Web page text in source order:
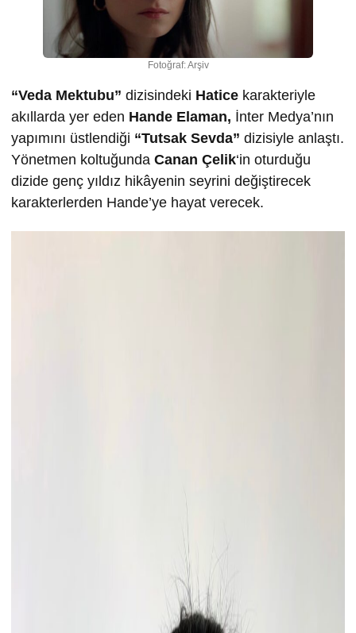
Fotoğraf: Arşiv
“Veda Mektubu” dizisindeki Hatice karakteriyle
akıllarda yer eden Hande Elaman, İnter Medya’nın
yapımını üstlendiği “Tutsak Sevda” dizisiyle anlaştı.
Yönetmen koltuğunda Canan Çelik‘in oturduğu
dizide genç yıldız hikâyenin seyrini değiştirecek
karakterlerden Hande’ye hayat verecek.